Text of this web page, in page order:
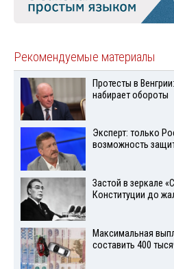
Рекомендуемые материалы
Протесты в
набирает обороты
Эксперт: только
возможность
Застой в зеркале
Конституции до
Максимальная
составить 400